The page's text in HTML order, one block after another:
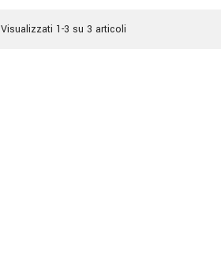
Visualizzati 1-3 su 3 articoli